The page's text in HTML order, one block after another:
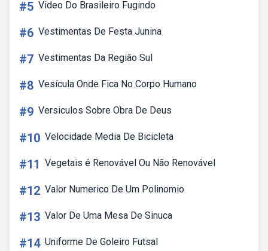
#5 Video Do Brasileiro Fugindo
#6 Vestimentas De Festa Junina
#7 Vestimentas Da Região Sul
#8 Vesícula Onde Fica No Corpo Humano
#9 Versiculos Sobre Obra De Deus
#10 Velocidade Media De Bicicleta
#11 Vegetais é Renovável Ou Não Renovável
#12 Valor Numerico De Um Polinomio
#13 Valor De Uma Mesa De Sinuca
#14 Uniforme De Goleiro Futsal